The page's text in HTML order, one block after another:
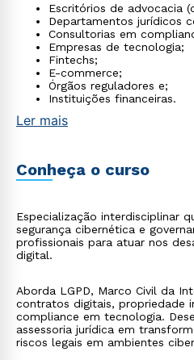
Escritórios de advocacia
Departamentos jurídicos
Consultorias em
Empresas de tecnologia;
Fintechs;
E-commerce;
Órgãos reguladores e;
Instituições financeiras.
Ler mais
Conheça o curso
Especialização interdisciplinar
segurança cibernética e
profissionais para atuar nos
digital.
Aborda LGPD, Marco Civil da
contratos digitais, propriedade
compliance em tecnologia.
assessoria jurídica em
riscos legais em ambientes